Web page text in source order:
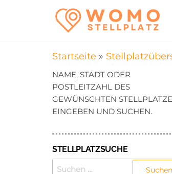
Startseite »
NAME, STADT ODER
POSTLEITZAHL DES
GEWÜNSCHTEN
EINGEBEN UND SUCHEN.
STELLPLATZSUCHE
SUCHEN